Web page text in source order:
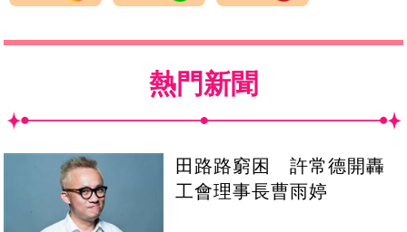
熱門新聞
田路路窮困 許常德開轟
工會理事長曹雨婷